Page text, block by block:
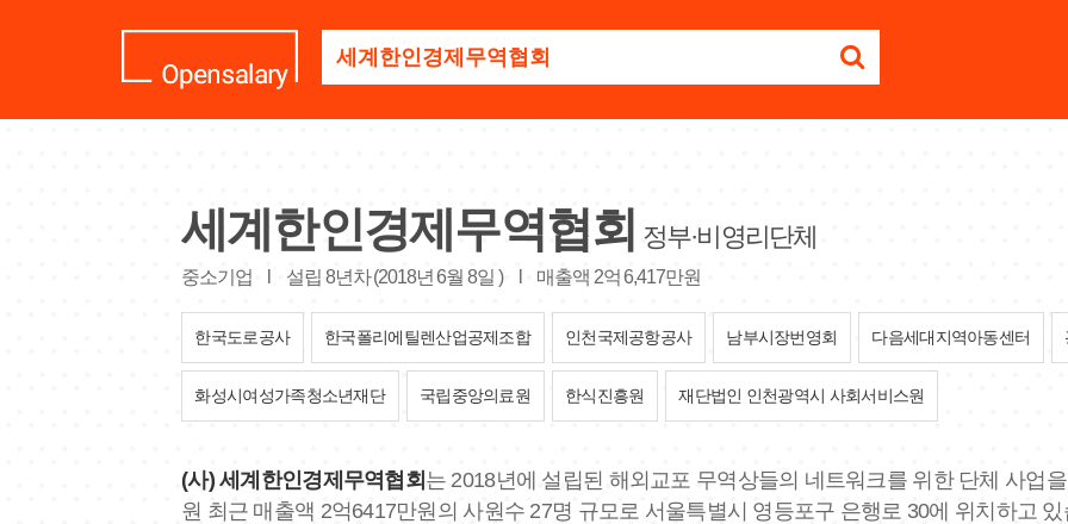
업
명
세
요
세계한인경제무역협회 정부·비영리단체
중소기업 설립 8년차 (2018년 6월 8일 ) 매출액 2억 6,417만원
한국도로공사 한국폴리에틸렌산업공제조합 인천국제공항공사 남부시장번영회 다음세대지역아동센터
화성시여성가족청소년재단 국립중앙의료원 한식진흥원 재단법인 인천광역시 사회서비스원
(사) 세계한인경제무역협회 는 2018년에 설립된 해외교포 무역상들의 네트워크를 위한 단체 사업
원 최근 매출액 2억6417만원의 사원수 27명 규모로 서울특별시 영등포구 은행로 30에 위치하고